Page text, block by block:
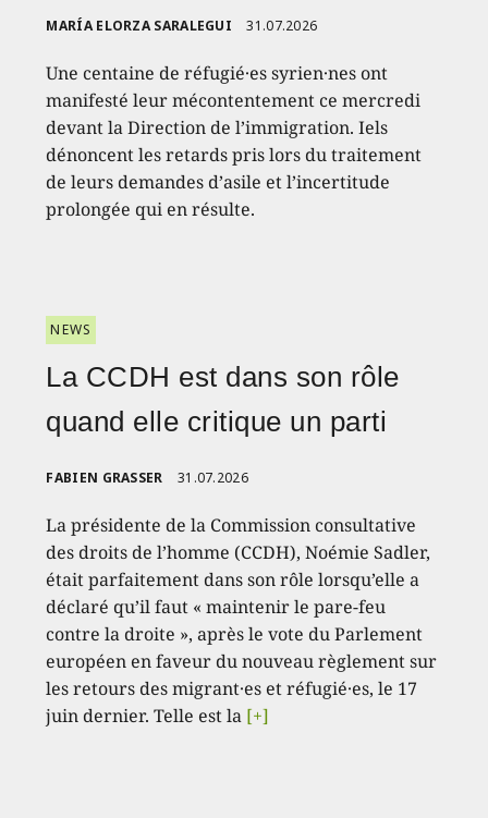
MARÍA ELORZA SARALEGUI 31.07.2026
Une centaine de réfugié·es syrien·nes ont
manifesté leur mécontentement ce mercredi
devant la Direction de l’immigration. Iels
dénoncent les retards pris lors du traitement
de leurs demandes d’asile et l’incertitude
prolongée qui en résulte.
NEWS
La CCDH est dans son rôle
quand elle critique un parti
FABIEN GRASSER 31.07.2026
La présidente de la Commission consultative
des droits de l’homme (CCDH), Noémie Sadler,
était parfaitement dans son rôle lorsqu’elle a
déclaré qu’il faut « maintenir le pare-feu
contre la droite », après le vote du Parlement
européen en faveur du nouveau règlement sur
les retours des migrant·es et réfugié·es, le 17
juin dernier. Telle est la [+]